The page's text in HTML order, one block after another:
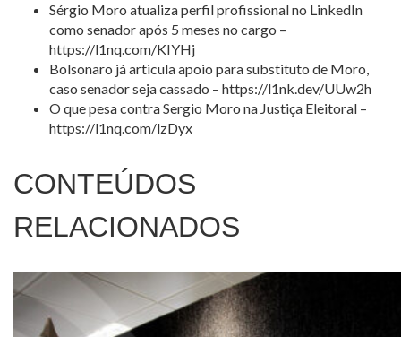
Sérgio Moro atualiza perfil profissional no LinkedIn
como senador após 5 meses no cargo –
https://l1nq.com/KIYHj
Bolsonaro já articula apoio para substituto de Moro,
caso senador seja cassado – https://l1nk.dev/UUw2h
O que pesa contra Sergio Moro na Justiça Eleitoral –
https://l1nq.com/lzDyx
CONTEÚDOS
RELACIONADOS